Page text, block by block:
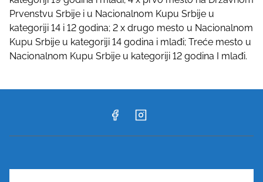
Prvenstvu Srbije i u Nacionalnom Kupu Srbije u
kategoriji 14 i 12 godina; 2 x drugo mesto u Nacionalnom
Kupu Srbije u kategoriji 14 godina i mlađi; Treće mesto u
Nacionalnom Kupu Srbije u kategoriji 12 godina I mlađi.